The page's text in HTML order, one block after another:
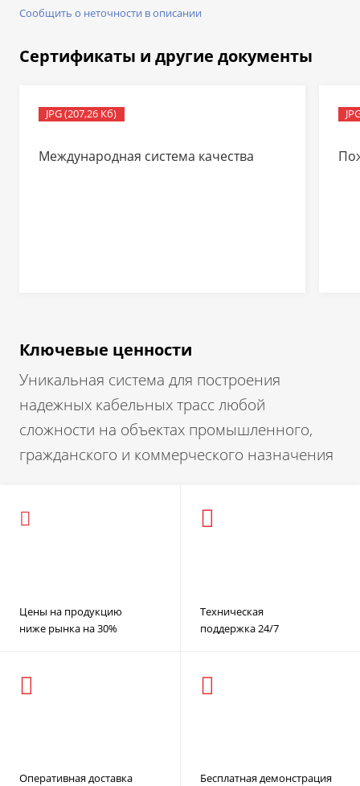
Сообщить о неточности в описании
Сертификаты и другие документы
JPG (207,26 Кб)
Международная система качества
Ключевые ценности
Уникальная система для построения
надежных кабельных трасс любой
сложности на объектах промышленного,
гражданского и коммерческого назначения
Цены на продукцию
ниже рынка на 30%
Техническая
поддержка 24/7
Оперативная доставка
Бесплатная демонстрация